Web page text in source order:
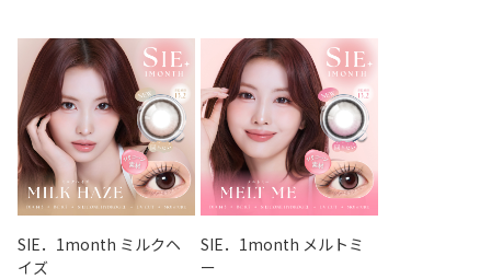
SIE．1month ミルクヘ
イズ
SIE．1month メルトミ
ー